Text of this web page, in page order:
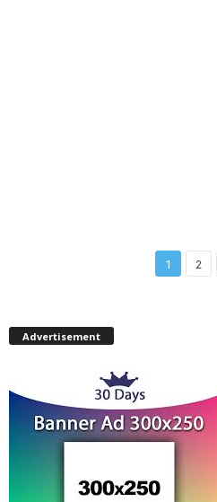
1 2
Advertisement